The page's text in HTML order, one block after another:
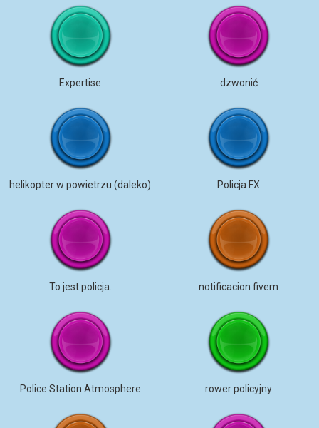
Expertise dzwonić
helikopter w powietrzu (daleko) Policja FX
To jest policja. notificacion fivem
Police Station Atmosphere rower policyjny